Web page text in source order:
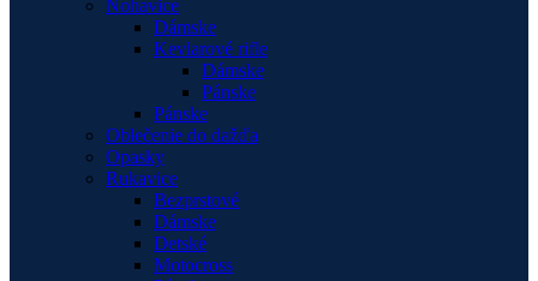
Nohavice
Dámske
Kevlarové rifle
Dámske
Pánske
Pánske
Oblečenie do dažďa
Opasky
Rukavice
Bezprstové
Dámske
Detské
Motocross